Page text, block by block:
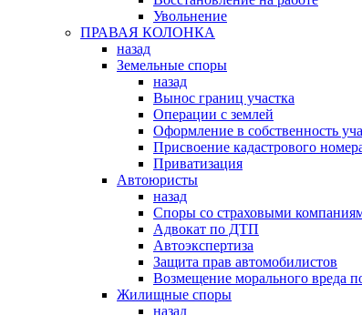
Увольнение
ПРАВАЯ КОЛОНКА
назад
Земельные споры
назад
Вынос границ участка
Операции с землей
Оформление в собственность
Присвоение кадастрового
Приватизация
Автоюристы
назад
Споры со страховыми
Адвокат по ДТП
Автоэкспертиза
Защита прав автомобилистов
Возмещение морального вреда
Жилищные споры
назад